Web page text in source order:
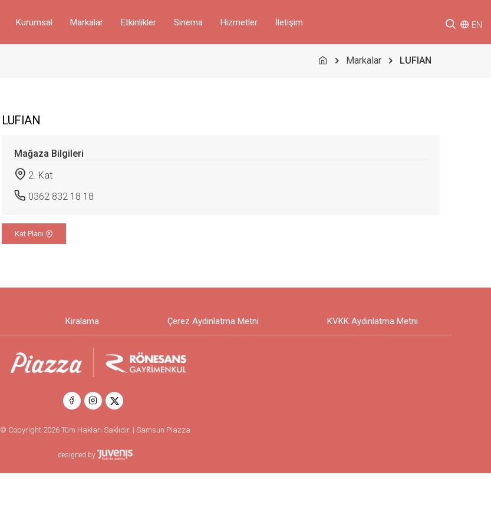
Kurumsal Markalar Etkinlikler Sinema Hizmetler İletişim EN
Markalar LUFIAN
LUFIAN
Mağaza Bilgileri
2. Kat
0362 832 18 18
Kat Planı
Kiralama Çerez Aydınlatma Metni KVKK Aydınlatma Metni
© Copyright 2026 Tüm Hakları Saklıdır. | Samsun Piazza
designed by